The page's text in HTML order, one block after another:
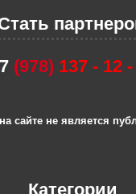
(978) 137 - 12
сайте не является
Категории